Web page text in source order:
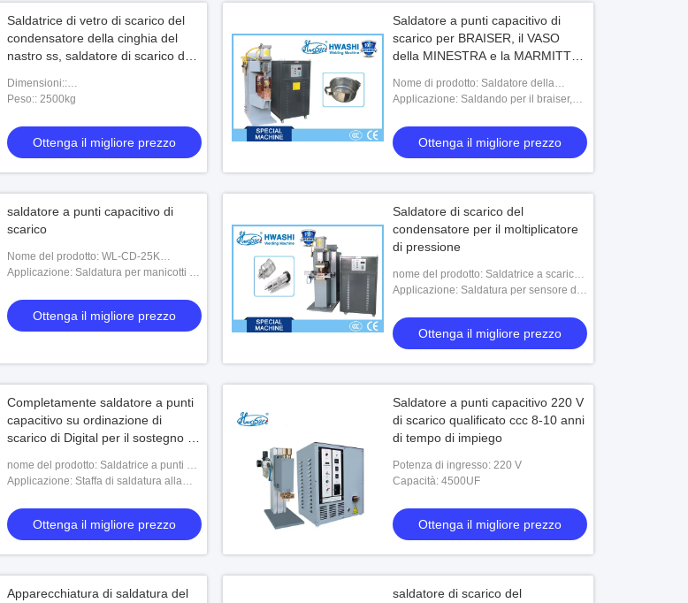
Saldatrice di vetro di scarico del
condensatore della cinghia del
nastro ss, saldatore di scarico del
Dimensioni::
900mmX1500mmX1850mm
Peso:: 2500kg
Ottenga il migliore prezzo
Saldatore a punti capacitivo di
scarico per BRAISER, il VASO
della MINESTRA e la MARMITTA
Nome di prodotto: Saldatore della
proiezione del condensatore
Applicazione: Saldando per il braiser,
marmitta per brodo
Ottenga il migliore prezzo
saldatore a punti capacitivo di
scarico
Nome del prodotto: WL-CD-25K
macchina di saldatura a scarico di
aderente
Applicazione: Saldatura per manicotti di
Ottenga il migliore prezzo
Saldatore di scarico del
condensatore per il moltiplicatore
di pressione
nome del prodotto: Saldatrice a scarica
di condensatori BD Sensors a prova di
Applicazione: Saldatura per sensore di
Ottenga il migliore prezzo
Completamente saldatore a punti
capacitivo su ordinazione di
scarico di Digital per il sostegno al
nome del prodotto: Saldatrice a punti a
scarica di condensatori per staffa di
Applicazione: Staffa di saldatura alla
Ottenga il migliore prezzo
Saldatore a punti capacitivo 220 V
di scarico qualificato ccc 8-10 anni
di tempo di impiego
Potenza di ingresso: 220 V
Capacità: 4500UF
Ottenga il migliore prezzo
Apparecchiatura di saldatura del
saldatore di scarico del